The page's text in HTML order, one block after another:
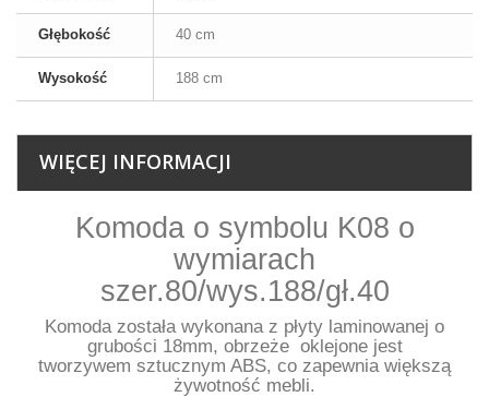
Głębokość 40 cm
Wysokość 188 cm
WIĘCEJ INFORMACJI
Komoda o symbolu K08 o
wymiarach
szer.80/wys.188/gł.40
Komoda została wykonana z płyty laminowanej o
grubości 18mm, obrzeże oklejone jest
tworzywem sztucznym ABS, co zapewnia większą
żywotność mebli.